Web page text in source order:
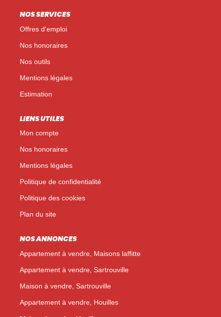
NOS SERVICES
Offres d'emploi
Nos honoraires
Nos outils
Mentions légales
Estimation
LIENS UTILES
Mon compte
Nos honoraires
Mentions légales
Politique de confidentialité
Politique des cookies
Plan du site
NOS ANNONCES
Appartement à vendre, Maisons laffitte
Appartement à vendre, Sartrouville
Maison à vendre, Sartrouville
Appartement à vendre, Houilles